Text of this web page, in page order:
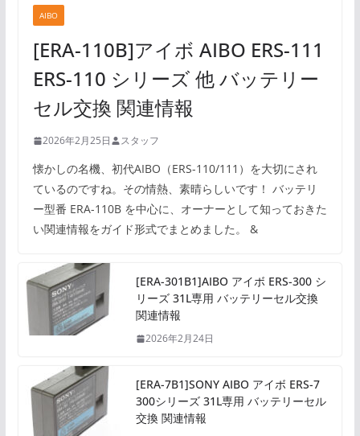
AIBO
[ERA-110B]アイボ AIBO ERS-111
ERS-110 シリーズ 他 バッテリー
セル交換 関連情報
2026年2月25日 スタッフ
懐かしの名機、初代AIBO（ERS-110/111）を大切にされ
ているのですね。その情熱、素晴らしいです！ バッテリ
ー型番 ERA-110B を中心に、オーナーとして知っておきた
い関連情報をガイド形式でまとめました。 &
[ERA-301B1]AIBO アイボ ERS-300 シ
リーズ 31L専用 バッテリーセル交換
関連情報
2026年2月24日
[ERA-7B1]SONY AIBO アイボ ERS-7
300シリーズ 31L専用 バッテリーセル
交換 関連情報